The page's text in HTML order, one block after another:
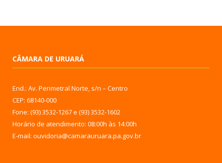
CÂMARA DE URUARÁ
End.: Av. Perimetral Norte, s/n – Centro
CEP: 68140-000
Fone: (93) 3532-1267 e (93) 3532-1602
Horário de atendimento: 08:00h às 14:00h
E-mail: ouvidoria@camarauruara.pa.gov.br